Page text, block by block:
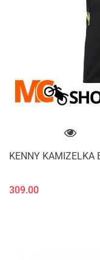
KENNY KAMIZELKA
309.00